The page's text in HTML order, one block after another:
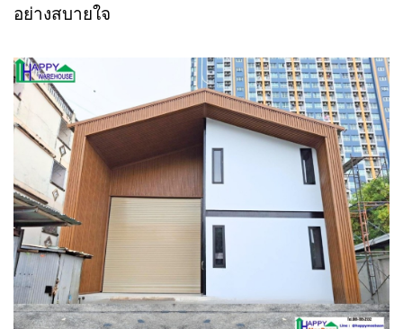
อย่างสบายใจ